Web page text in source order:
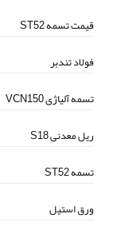
قیمت تسمه ST52
فولاد تندبر
تسمه آلیاژی VCN150
ریل معدنی S18
تسمه ST52
ورق استیل